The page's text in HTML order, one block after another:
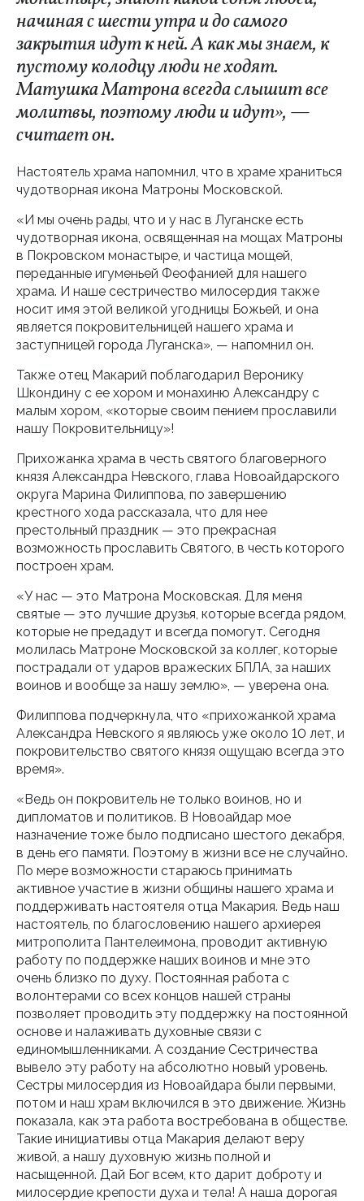
начиная с шести утра и до самого
закрытия идут к ней. А как мы знаем, к
пустому колодцу люди не ходят.
Матушка Матрона всегда слышит все
молитвы, поэтому люди и идут», —
считает он.
Настоятель храма напомнил, что в храме храниться
чудотворная икона Матроны Московской.
«И мы очень рады, что и у нас в Луганске есть
чудотворная икона, освященная на мощах Матроны
в Покровском монастыре, и частица мощей,
переданные игуменьей Феофанией для нашего
храма. И наше сестричество милосердия также
носит имя этой великой угодницы Божьей, и она
является покровительницей нашего храма и
заступницей города Луганска», — напомнил он.
Также отец Макарий поблагодарил Веронику
Шкондину с ее хором и монахиню Александру с
малым хором, «которые своим пением прославили
нашу Покровительницу»!
Прихожанка храма в честь святого благоверного
князя Александра Невского, глава Новоайдарского
округа Марина Филиппова, по завершению
крестного хода рассказала, что для нее
престольный праздник — это прекрасная
возможность прославить Святого, в честь которого
построен храм.
«У нас — это Матрона Московская. Для меня
святые — это лучшие друзья, которые всегда рядом,
которые не предадут и всегда помогут. Сегодня
молилась Матроне Московской за коллег, которые
пострадали от ударов вражеских БПЛА, за наших
воинов и вообще за нашу землю», — уверена она.
Филиппова подчеркнула, что «прихожанкой храма
Александра Невского я являюсь уже около 10 лет, и
покровительство святого князя ощущаю всегда это
время».
«Ведь он покровитель не только воинов, но и
дипломатов и политиков. В Новоайдар мое
назначение тоже было подписано шестого декабря,
в день его памяти. Поэтому в жизни все не случайно.
По мере возможности стараюсь принимать
активное участие в жизни общины нашего храма и
поддерживать настоятеля отца Макария. Ведь наш
настоятель, по благословению нашего архиерея
митрополита Пантелеимона, проводит активную
работу по поддержке наших воинов и мне это
очень близко по духу. Постоянная работа с
волонтерами со всех концов нашей страны
позволяет проводить эту поддержку на постоянной
основе и налаживать духовные связи с
единомышленниками. А создание Сестричества
вывело эту работу на абсолютно новый уровень.
Сестры милосердия из Новоайдара были первыми,
потом и наш храм включился в это движение. Жизнь
показала, как эта работа востребована в обществе.
Такие инициативы отца Макария делают веру
живой, а нашу духовную жизнь полной и
насыщенной. Дай Бог всем, кто дарит доброту и
милосердие крепости духа и тела! А наша дорогая